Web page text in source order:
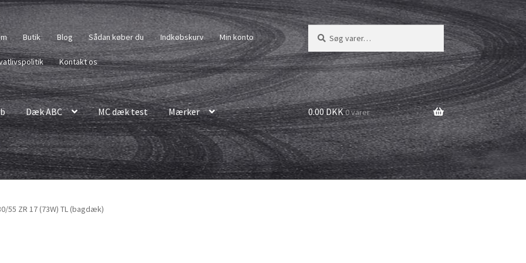
Butik Blog Sådan køber du Indkøbskurv Min konto
Kontakt os
Søg
efter:
Søg
Dæk ABC MC dæk test Mærker 0.00 DKK0 varer
55 ZR 17 (73W) TL (bagdæk)